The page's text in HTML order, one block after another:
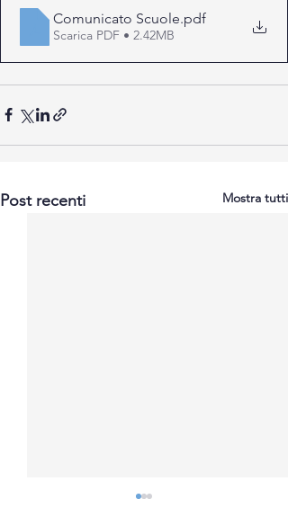
Comunicato Scuole.pdf
Scarica PDF • 2.42MB
Post recenti Mostra tutti